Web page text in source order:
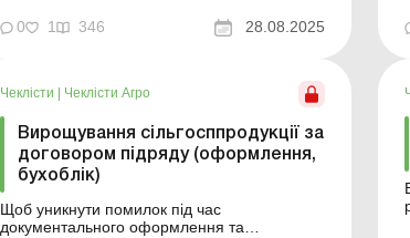
рішень учасників; бухгалтерський облік
унесеного майна; дотримання податкових
0 1 346 28.08.2025
Чеклісти Чеклісти Агро
Вирощування сільгосппродукції за
договором підряду (оформлення,
бухоблік)
Щоб уникнути помилок під час
документального оформлення та